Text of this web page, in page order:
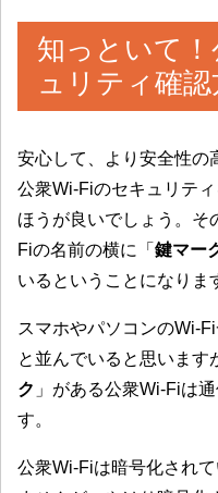
知っといて
ュリティ確認
安心して、より安全性の
公衆Wi-Fiのセキュリテ
ほうが良いでしょう。そ
Fiの名前の横に「 鍵マー
いるということになりま
スマホやパソコンのWi-
と並んでいると思います
ク 」がある公衆Wi-Fiは
す。
公衆Wi-Fiは暗号化され